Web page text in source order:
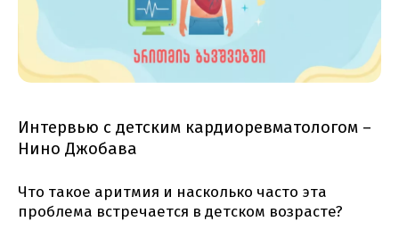
Интервью с детским кардиоревматологом –
Нино Джобава
Что такое аритмия и насколько часто эта
проблема встречается в детском возрасте?